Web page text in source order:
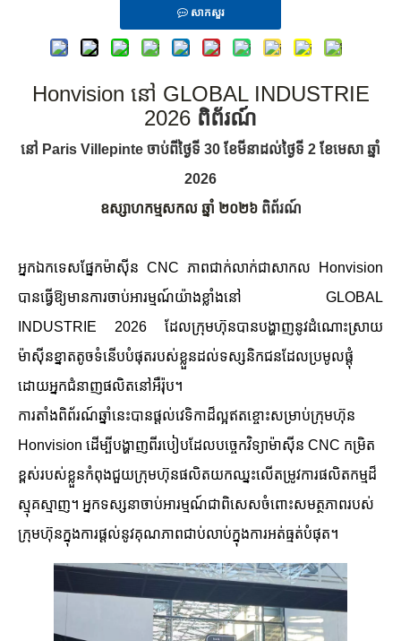
សាកសួរ
Honvision នៅ GLOBAL INDUSTRIE
2026 ពិព័រណ៍
នៅ Paris Villepinte ចាប់ពីថ្ងៃទី 30 ខែមីនាដល់ថ្ងៃទី 2 ខែមេសា ឆ្នាំ
2026
ឧស្សាហកម្មសកល ឆ្នាំ ២០២៦ពិព័រណ៍
អ្នកឯកទេសផ្នែកម៉ាស៊ីន CNC ភាពជាក់លាក់ជាសាកល Honvision
បានធ្វើឱ្យមានការចាប់អារម្មណ៍យ៉ាងខ្លាំងនៅ GLOBAL
INDUSTRIE 2026 ដែលក្រុមហ៊ុនបានបង្ហាញនូវដំណោះស្រាយ
ម៉ាស៊ីនខ្នាតតូចទំនើបបំផុតរបស់ខ្លួនដល់ទស្សនិកជនដែលប្រមូលផ្តុំ
ដោយអ្នកជំនាញផលិតនៅអឺរ៉ុប។
ការតាំងពិព័រណ៍ឆ្នាំនេះបានផ្តល់វេទិកាដ៏ល្អឥតខ្ចោះសម្រាប់ក្រុមហ៊ុន
Honvision ដើម្បីបង្ហាញពីរបៀបដែលបច្ចេកវិទ្យាម៉ាស៊ីន CNC កម្រិត
ខ្ពស់របស់ខ្លួនកំពុងជួយក្រុមហ៊ុនផលិតយកឈ្នះលើតម្រូវការផលិតកម្មដ៏
ស្មុគស្មាញ។ អ្នកទស្សនាចាប់អារម្មណ៍ជាពិសេសចំពោះសមត្ថភាពរបស់
ក្រុមហ៊ុនក្នុងការផ្តល់នូវគុណភាពជាប់លាប់ក្នុងការអត់ធ្មត់បំផុត។